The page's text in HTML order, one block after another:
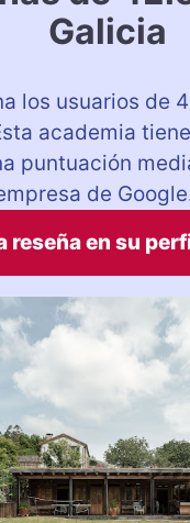
Galicia
los usuarios de
academia
puntuación
de
reseña en su